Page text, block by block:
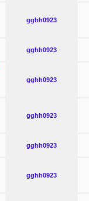
gghh0923
gghh0923
gghh0923
gghh0923
gghh0923
gghh0923